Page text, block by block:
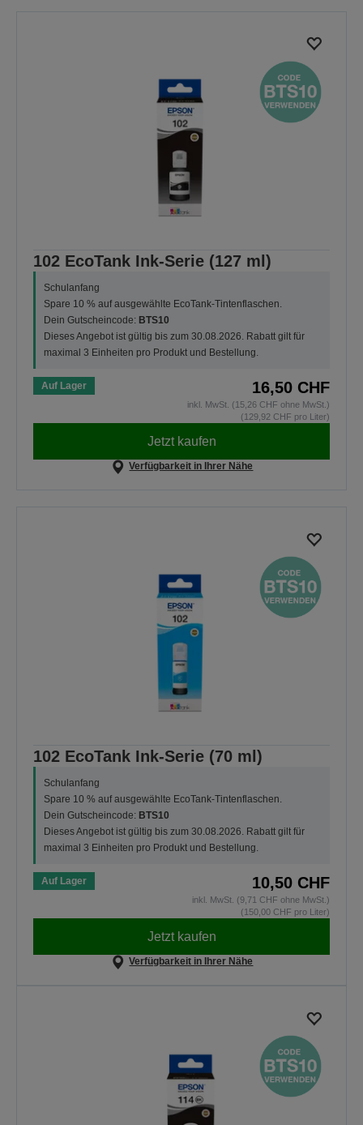
102 EcoTank Ink-Serie (127 ml)
Schulanfang
Spare 10 % auf ausgewählte EcoTank-Tintenflaschen.
Dein Gutscheincode: BTS10
Dieses Angebot ist gültig bis zum 30.08.2026. Rabatt gilt für
maximal 3 Einheiten pro Produkt und Bestellung.
Auf Lager 16,50 CHF
inkl. MwSt. (15,26 CHF ohne MwSt.)
(129,92 CHF pro Liter)
Jetzt kaufen
Verfügbarkeit in Ihrer Nähe
102 EcoTank Ink-Serie (70 ml)
Schulanfang
Spare 10 % auf ausgewählte EcoTank-Tintenflaschen.
Dein Gutscheincode: BTS10
Dieses Angebot ist gültig bis zum 30.08.2026. Rabatt gilt für
maximal 3 Einheiten pro Produkt und Bestellung.
Auf Lager 10,50 CHF
inkl. MwSt. (9,71 CHF ohne MwSt.)
(150,00 CHF pro Liter)
Jetzt kaufen
Verfügbarkeit in Ihrer Nähe